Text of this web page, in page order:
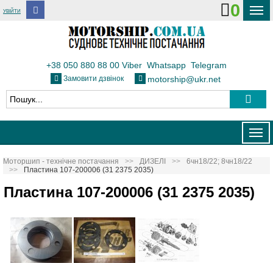
УВІЙТИ
ДОСТАВКА І ОПЛАТА
ТЕПЛОВОЗИ
КОНТАКТИ
0
+38 050 880 88 00 Viber Whatsapp Telegram
Замовити дзвінок motorship@ukr.net
Моторшип - технічне постачання ДИЗЕЛІ
6чн18/22; 8чн18/22
Пластина 107-200006 (31 2375 2035)
Пластина 107-200006 (31 2375 2035)